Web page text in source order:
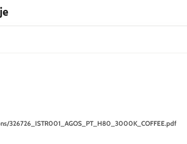
326726_ISTR001_AGOS_PT_H80_3000K_COFFEE.pdf